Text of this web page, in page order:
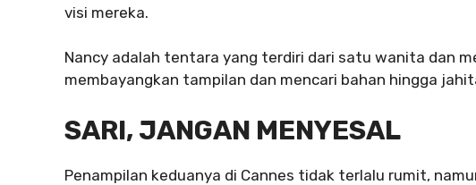
visi mereka.
Nancy adalah tentara yang terdiri dari satu wanita dan
membayangkan tampilan dan mencari bahan hingga
SARI, JANGAN MENYESAL
Penampilan keduanya di Cannes tidak terlalu rumit,